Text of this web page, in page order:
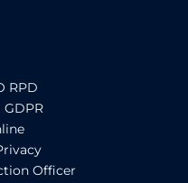
RPD
GDPR
Officer